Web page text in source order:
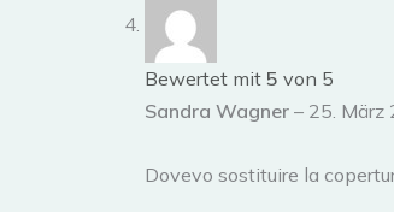
Bewertet mit 5 von 5
Sandra Wagner – 25. März
Dovevo sostituire la